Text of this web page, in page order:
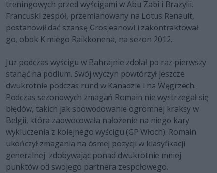
treningowych przed wyścigami w Abu Zabi i Brazylii.
Francuski zespół, przemianowany na Lotus Renault,
postanowił dać szansę Grosjeanowi i zakontraktował
go, obok Kimiego Raikkonena, na sezon 2012.
Już podczas wyścigu w Bahrajnie zdołał po raz pierwszy
stanąć na podium. Swój wyczyn powtórzył jeszcze
dwukrotnie podczas rund w Kanadzie i na Węgrzech.
Podczas sezonowych zmagań Romain nie wystrzegał się
błędów, takich jak spowodowanie ogromnej kraksy w
Belgii, która zaowocowała nałożenie na niego kary
wykluczenia z kolejnego wyścigu (GP Włoch). Romain
ukończył zmagania na ósmej pozycji w klasyfikacji
generalnej, zdobywając ponad dwukrotnie mniej
punktów od swojego partnera zespołowego.